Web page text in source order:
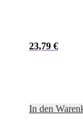
23,79 €
In den